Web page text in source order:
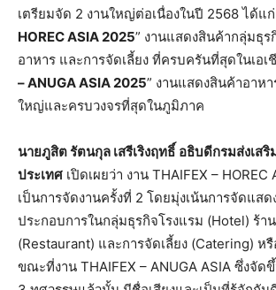
เตรียมจัด 2 งานใหญ่ต่อเนื่องในปี 2568 ได้แก่
HOREC ASIA 2025” งานแสดงสินค้ากลุ่มธุร
อาหาร และการจัดเลี้ยง ที่ครบครันที่สุดในเอเ
– ANUGA ASIA 2025” งานแสดงสินค้าอาห
ใหญ่และครบวงจรที่สุดในภูมิภาค
นายภูสิต รัตนกุล เสรีเริงฤทธิ์ อธิบดีกรมส่งเสริ
ประเทศ เปิดเผยว่า งาน THAIFEX –
เป็นการจัดงานครั้งที่ 2 โดยมุ่งเน้นการจัดแส
ประกอบการในกลุ่มธุรกิจโรงแรม (Hotel) ร้า
(Restaurant) และการจัดเลี้ยง (Catering) ห
ขณะที่งาน THAIFEX – ANUGA ASIA ซึ่งจัด